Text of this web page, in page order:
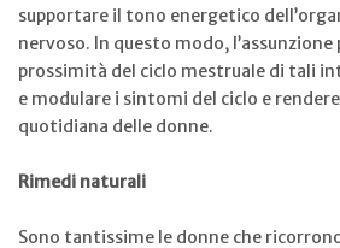
supportare il tono energetico
nervoso. In questo modo, l’assunzione
prossimità del ciclo mestruale di tali
e modulare i sintomi del ciclo e
quotidiana delle donne.
Rimedi naturali
Sono tantissime le donne che